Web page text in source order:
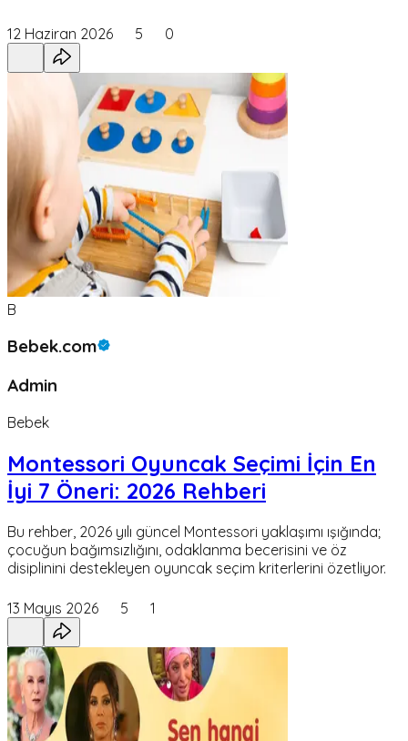
12 Haziran 2026 5 0
B
Bebek.com
Admin
Bebek
Montessori Oyuncak Seçimi İçin En
İyi 7 Öneri: 2026 Rehberi
Bu rehber, 2026 yılı güncel Montessori yaklaşımı ışığında;
çocuğun bağımsızlığını, odaklanma becerisini ve öz
disiplinini destekleyen oyuncak seçim kriterlerini özetliyor.
13 Mayıs 2026 5 1